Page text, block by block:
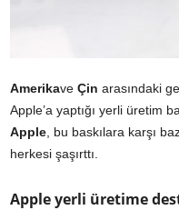
Amerikave Çin arasındaki
Apple’a yaptığı yerli üretim
Apple , bu baskılara karşı
herkesi şaşırttı.
Apple yerli üretime